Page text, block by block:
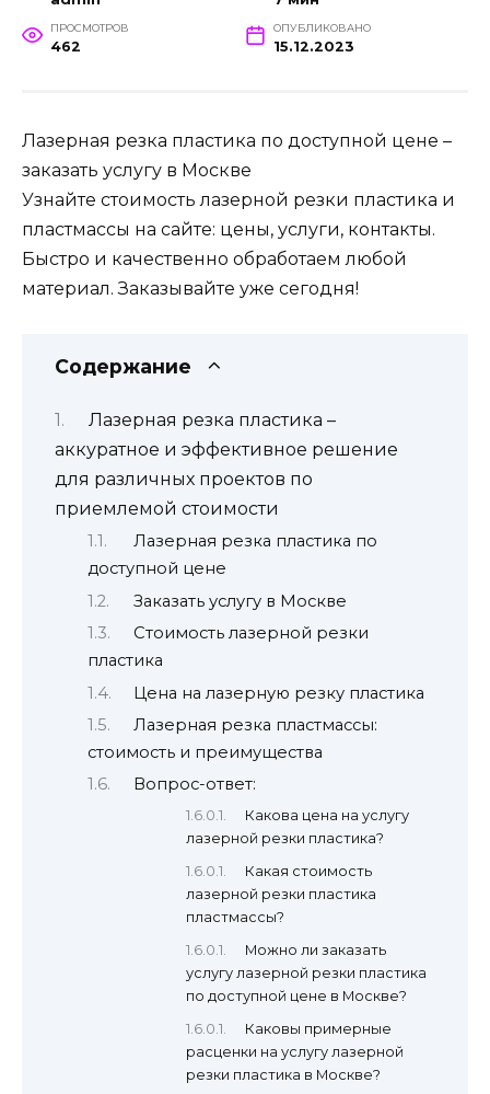
ПРОСМОТРОВ
462
ОПУБЛИКОВАНО
15.12.2023
Лазерная резка пластика по доступной цене –
заказать услугу в Москве
Узнайте стоимость лазерной резки пластика и
пластмассы на сайте: цены, услуги, контакты.
Быстро и качественно обработаем любой
материал. Заказывайте уже сегодня!
Содержание
Лазерная резка пластика –
аккуратное и эффективное решение
для различных проектов по
приемлемой стоимости
Лазерная резка пластика по
доступной цене
Заказать услугу в Москве
Стоимость лазерной резки
пластика
Цена на лазерную резку пластика
Лазерная резка пластмассы:
стоимость и преимущества
Вопрос-ответ:
Какова цена на услугу
лазерной резки пластика?
Какая стоимость
лазерной резки пластика
пластмассы?
Можно ли заказать
услугу лазерной резки пластика
по доступной цене в Москве?
Каковы примерные
расценки на услугу лазерной
резки пластика в Москве?